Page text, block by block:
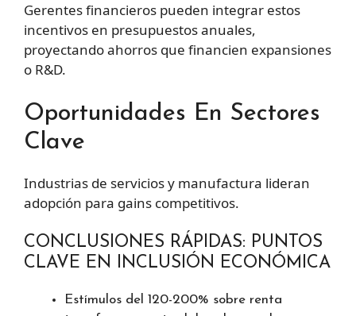
Gerentes financieros pueden integrar estos
incentivos en presupuestos anuales,
proyectando ahorros que financien expansiones
o R&D.
Oportunidades En Sectores
Clave
Industrias de servicios y manufactura lideran
adopción para gains competitivos.
CONCLUSIONES RÁPIDAS: PUNTOS
CLAVE EN INCLUSIÓN ECONÓMICA
Estímulos del 120-200% sobre renta